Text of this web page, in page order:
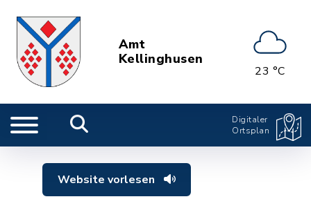
Amt
Kellinghusen
23 °C
Digitaler
Ortsplan
Website vorlesen